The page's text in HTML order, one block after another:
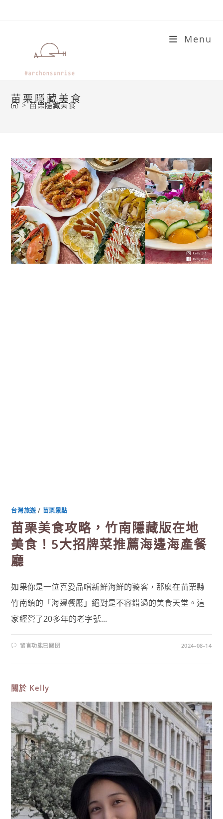
Menu
苗栗隱藏美食
> 苗栗隱藏美食
台灣旅遊/ 苗栗景點
苗栗美食攻略，竹南隱藏版在地
美食！5大招牌菜推薦海邊海產餐
廳
如果你是一位喜愛品嚐新鮮海鮮的饕客，那麼在苗栗縣
竹南鎮的「海邊餐廳」絕對是不容錯過的美食天堂。這
家經營了20多年的老字號...
在
〈苗
略，
竹
隱
版
在
地
美
食！
5
大
招
牌
菜
推
薦
海
邊
海
產
留言功能已關閉 2024-08-14
關於 Kelly